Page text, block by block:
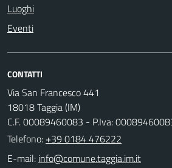
Luoghi
Eventi
CONTATTI
Via San Francesco 441
18018 Taggia (IM)
C.F. 00089460083 - P.Iva:
Telefono: +39 0184 476222
E-mail: